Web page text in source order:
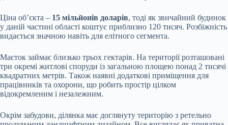
Ціна об’єкта – 15 мільйонів доларів, тоді як звичайний будинок
у даній частині області коштує приблизно 120 тисяч. Розбіжність
видається значною навіть для елітного сегмента.
Маєток займає близько трьох гектарів. На території розташовані
три окремі житлові споруди із загальною площею понад 2 тисячі
квадратних метрів. Також наявні додаткові приміщення для
працівників та охорони, що робить простір цілком
відокремленим і незалежним.
Окрім забудови, ділянка має доглянуту територію з ретельно